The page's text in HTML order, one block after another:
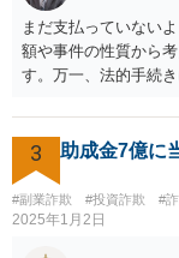
まだ支払っていない
額や事件の性質から
す。万一、法的手続
す。万一、裁判所か
談して下さい。対処
す。お話が事実であ
ると考えられます。
3 助成金7億に
#副業詐欺 #投資詐欺 #
2025年1月2日